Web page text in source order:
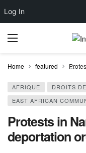
Log In
Home featured
AFRIQUE
DROITS
EAST AFRICAN
Protests in
deportation